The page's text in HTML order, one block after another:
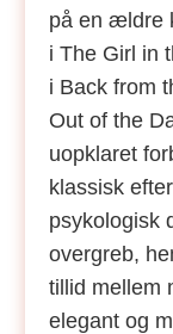
på en ældre
i The Girl in
i Back from
Out of the
uopklaret
klassisk
psykologisk
overgreb,
tillid mellem
elegant og